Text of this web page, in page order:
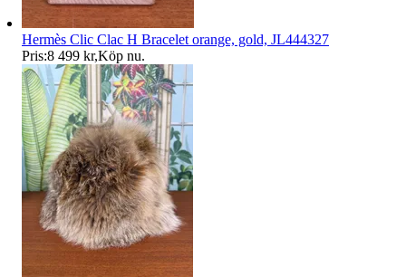
Hermès Clic Clac H Bracelet orange, gold, JL444327
Pris:8 499 kr,Köp nu.